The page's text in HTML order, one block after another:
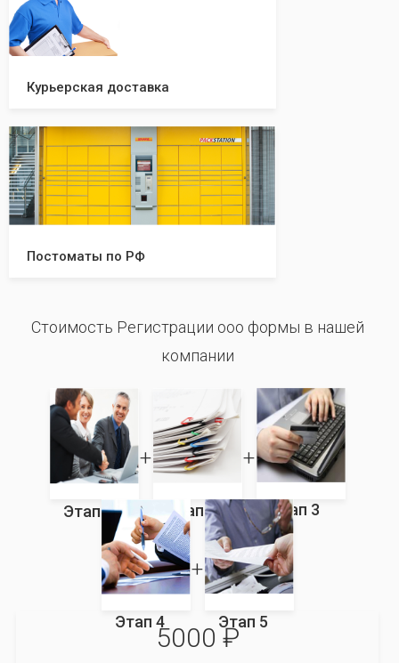
Курьерская доставка
Постоматы по РФ
Стоимость Регистрации ооо формы в нашей
компании
Этап 1 Этап 2 Этап 3
Этап 4 Этап 5
5000 ₽